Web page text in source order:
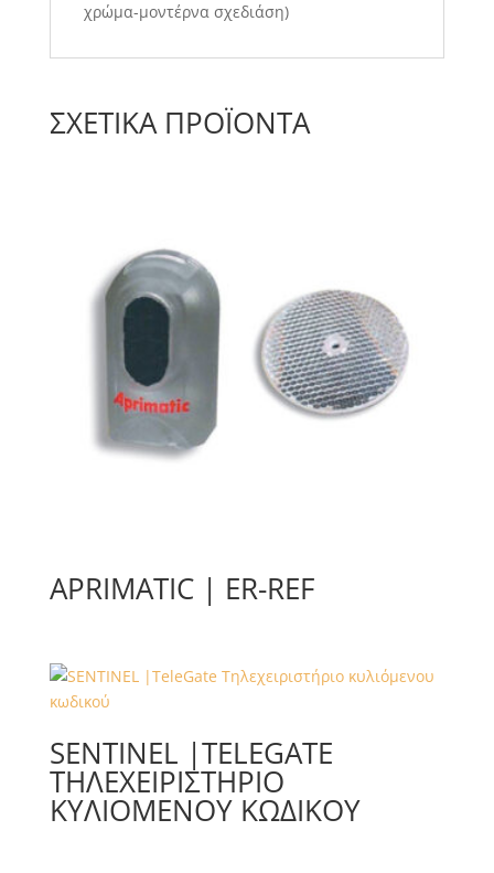
χρώμα-μοντέρνα σχεδιάση)
ΣΧΕΤΙΚΆ ΠΡΟΪΌΝΤΑ
APRIMATIC | ER-REF
SENTINEL |TELEGATE
ΤΗΛΕΧΕΙΡΙΣΤΉΡΙΟ
ΚΥΛΙΌΜΕΝΟΥ ΚΩΔΙΚΟΎ